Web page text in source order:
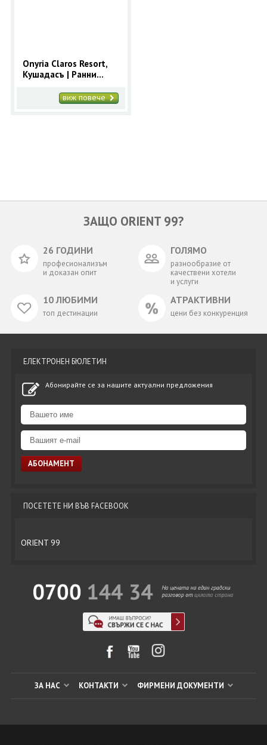
0700 144 34
Onyria Claros Resort,
Кушадасъ | Ранни
Кушадасъ с 9 нощувки
виж повече
ЗАЩО ORIENT 99?
26 ГОДИНИ
професионализъм
и доказан опит
ГОЛЯМО
разнообразие от
качествени хотели
и услуги
10 ЛЮБИМИ
топ дестинации
АТРАКТИВНИ
цени без конкуренция
ЕЛЕКТРОНЕН БЮЛЕТИН
Абонирайте се за нашите актуални предложения
ПОСЕТЕТЕ НИ ВЪВ FACEBOOK
ORIENT 99
ЗА НАС КОНТАКТИ ФИРМЕНИ ДОКУМЕНТИ